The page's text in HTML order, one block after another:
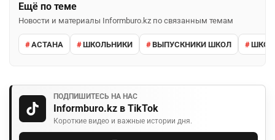
Ещё по теме
Новости и материалы Informburo.kz по связанным темам
АСТАНА ШКОЛЬНИКИ ВЫПУСКНИКИ ШКОЛ
ПОДПИШИТЕСЬ НА НАС
Informburo.kz в TikTok
Короткие видео и важные истории дня.